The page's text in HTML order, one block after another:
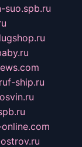
suo.spb.ru
f-ship.ru